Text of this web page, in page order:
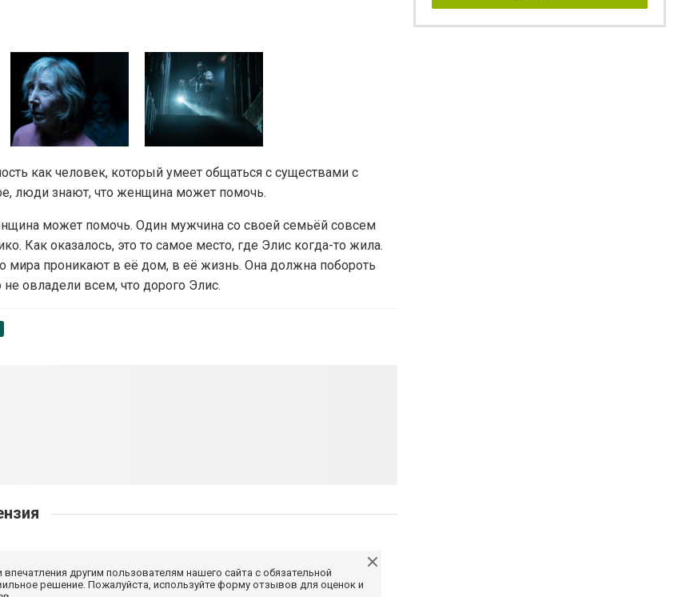
как человек, который умеет общаться с существами с
люди знают, что женщина может помочь.
может помочь. Один мужчина со своей семьёй совсем
Как оказалось, это то самое место, где Элис когда-то жила.
мира проникают в её дом, в её жизнь. Она должна побороть
овладели всем, что дорого Элис.
другим пользователям нашего сайта с обязательной
решение. Пожалуйста, используйте форму отзывов для оценок и